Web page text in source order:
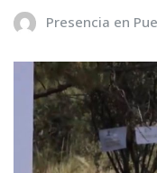
Presencia en